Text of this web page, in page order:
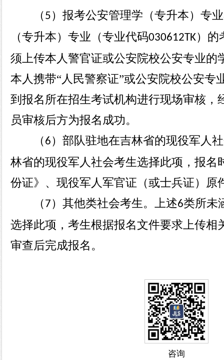
（5）报考公安管理学（专升本）专
（专升本）专业（专业代码030612TK）的
须上传本人警官证或公安院校公安专业的
本人携带“人民警察证”或公安院校公安专
到报名所在招生考试机构进行现场审核，
员审核后方为报名成功。
（6）部队驻地在吉林省的现役军人
林省的现役军人社会考生选择此项，报名
份证》、现役军人军官证（或士兵证）原
（7）其他类社会考生。上述6类所未
选择此项，考生根据报名文件要求上传相
审查后完成报名。
咨询